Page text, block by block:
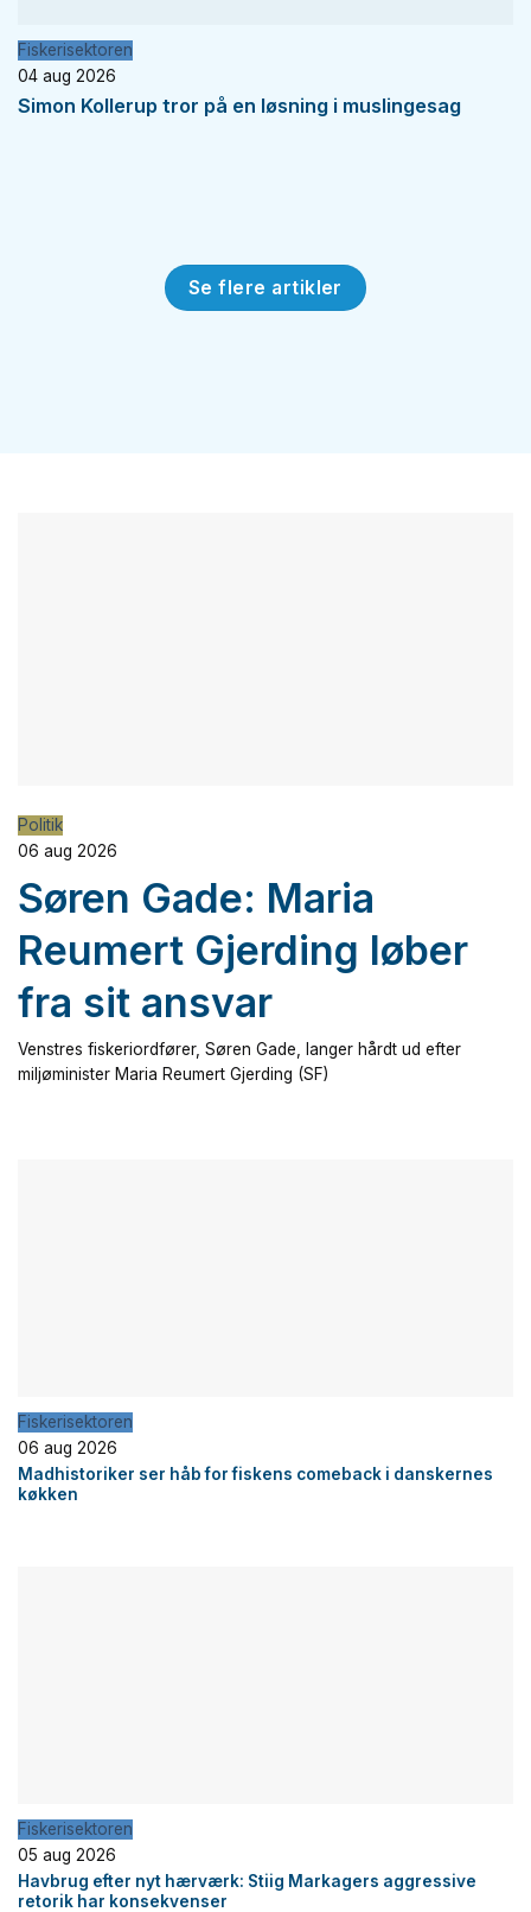
Fiskerisektoren
04 aug 2026
Simon Kollerup tror på en løsning i muslingesag
Se flere artikler
Politik
06 aug 2026
Søren Gade: Maria
Reumert Gjerding løber
fra sit ansvar
Venstres fiskeriordfører, Søren Gade, langer hårdt ud efter
miljøminister Maria Reumert Gjerding (SF)
Fiskerisektoren
06 aug 2026
Madhistoriker ser håb for fiskens comeback i danskernes
køkken
Fiskerisektoren
05 aug 2026
Havbrug efter nyt hærværk: Stiig Markagers aggressive
retorik har konsekvenser